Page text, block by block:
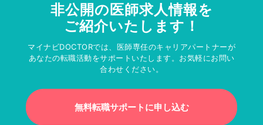
非公開の医師求人情報を
ご紹介いたします！
マイナビDOCTORでは、医師専任のキャリアパートナーが
あなたの転職活動をサポートいたします。お気軽にお問い
合わせください。
無料転職サポートに申し込む